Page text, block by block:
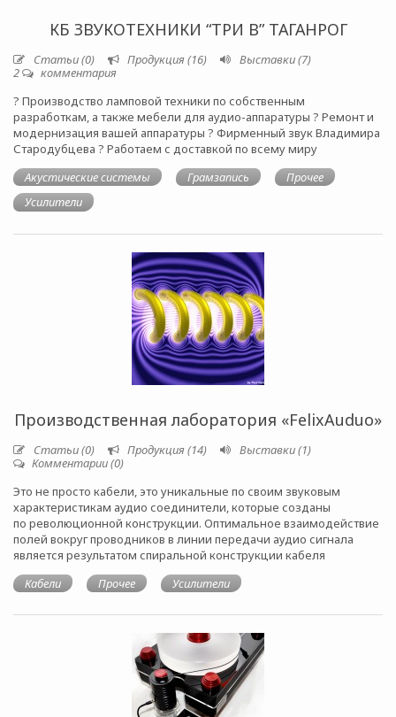
КБ ЗВУКОТЕХНИКИ “ТРИ В” ТАГАНРОГ
Статьи (0) Продукция (16)
Выставки (7)
2
комментария
? Производство ламповой техники по собственным
разработкам, а также мебели для аудио-аппаратуры ? Ремонт и
модернизация вашей аппаратуры ? Фирменный звук Владимира
Стародубцева ? Работаем с доставкой по всему миру
Акустические системы
Грамзапись
Прочее
Усилители
Производственная лаборатория «FelixAuduo»
Статьи (0) Продукция (14)
Выставки (1)
Комментарии (0)
Это не просто кабели, это уникальные по своим звуковым
характеристикам аудио соединители, которые созданы
по революционной конструкции. Оптимальное взаимодействие
полей вокруг проводников в линии передачи аудио сигнала
является результатом спиральной конструкции кабеля
Кабели
Прочее Усилители